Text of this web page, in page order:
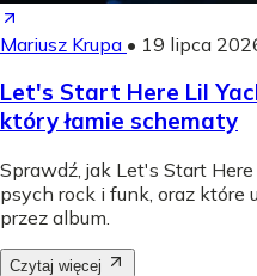
Mariusz Krupa • 19 lipca
Let's Start Here Lil
który łamie schematy
Sprawdź, jak Let's Start Here
psych rock i funk, oraz które
przez album.
Czytaj więcej